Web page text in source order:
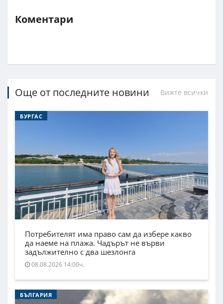
Коментари
Още от последните новини Вижте всички
БУРГАС
Потребителят има право сам да избере какво
да наеме на плажа. Чадърът не върви
задължително с два шезлонга
08.08.2026 14:00ч.
БЪЛГАРИЯ